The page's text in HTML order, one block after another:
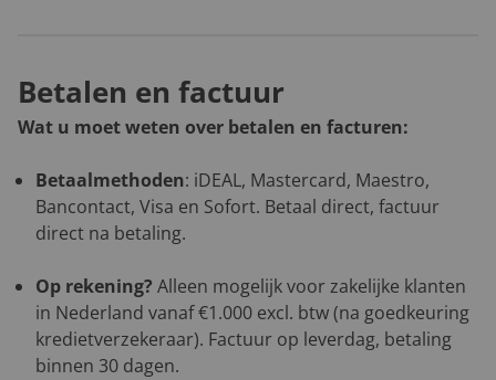
Betalen en factuur
Wat u moet weten over betalen en facturen:
Betaalmethoden: iDEAL, Mastercard, Maestro,
Bancontact, Visa en Sofort. Betaal direct, factuur
direct na betaling.
Op rekening? Alleen mogelijk voor zakelijke klanten
in Nederland vanaf €1.000 excl. btw (na goedkeuring
kredietverzekeraar). Factuur op leverdag, betaling
binnen 30 dagen.